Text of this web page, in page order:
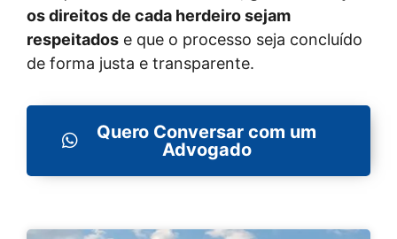
os direitos de cada herdeiro sejam
respeitados e que o processo seja concluído
de forma justa e transparente.
Quero Conversar com um
Advogado